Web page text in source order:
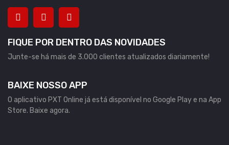
FIQUE POR DENTRO DAS NOVIDADES
Junte-se há mais de 3.000 clientes atualizados diariamente!
BAIXE NOSSO APP
O aplicativo PXT Online já está disponível no Google Play e na App
Store. Baixe agora.